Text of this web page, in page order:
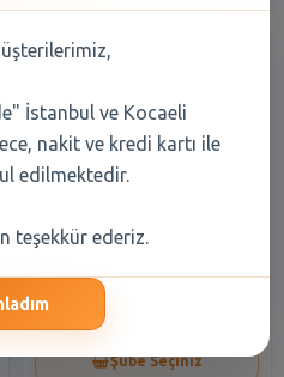
40 gr
Şube Seçiniz
İstanbul ve Kocaeli
nakit ve kredi kartı ile
edilmektedir.
teşekkür ederiz.